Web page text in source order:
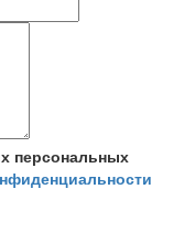
персональных